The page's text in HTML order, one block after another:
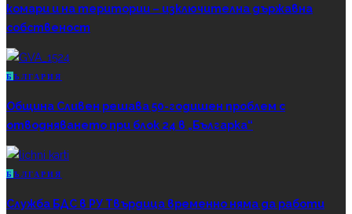
комари и на територии – изключителна държавна
собственост
Б ЪЛГАРИЯ
Община Сливен решава 50-годишен проблем с
отводняването при блок 24 в „Българка“
Б ЪЛГАРИЯ
Служба БДС в РУ Твърдица временно няма да работи